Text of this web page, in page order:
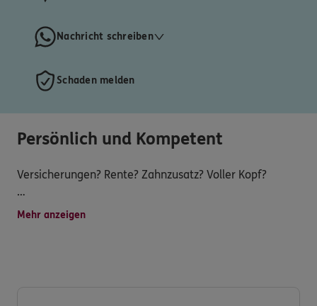
Nachricht schreiben
Schaden melden
Persönlich und Kompetent
Versicherungen? Rente? Zahnzusatz? Voller Kopf?
Jeder kennt das Thema - Aber muss es wirklich
Mehr anzeigen